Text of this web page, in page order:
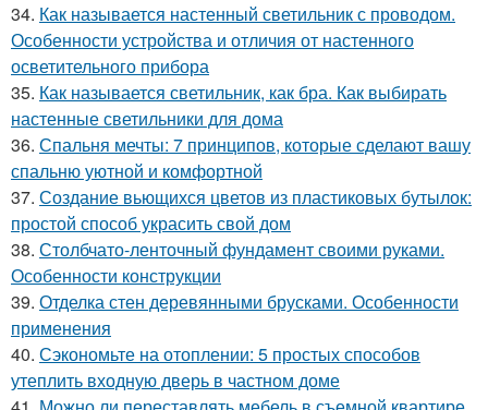
34. Как называется настенный светильник с проводом.
Особенности устройства и отличия от настенного
осветительного прибора
35. Как называется светильник, как бра. Как выбирать
настенные светильники для дома
36. Спальня мечты: 7 принципов, которые сделают вашу
спальню уютной и комфортной
37. Создание вьющихся цветов из пластиковых бутылок:
простой способ украсить свой дом
38. Столбчато-ленточный фундамент своими руками.
Особенности конструкции
39. Отделка стен деревянными брусками. Особенности
применения
40. Сэкономьте на отоплении: 5 простых способов
утеплить входную дверь в частном доме